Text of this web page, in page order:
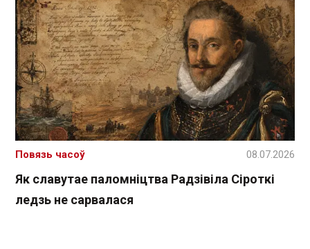
Як славутае паломніцтва Радзівіла Сіроткі
ледзь не сарвалася
Повязь часоў 08.07.2026